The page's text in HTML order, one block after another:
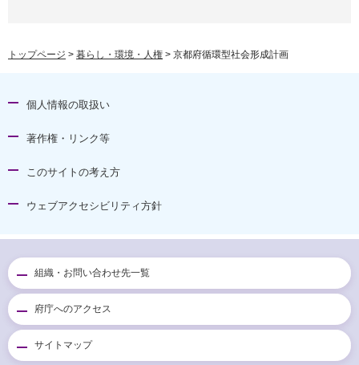
トップページ > 暮らし・環境・人権 > 京都府循環型社会形成計画
個人情報の取扱い
著作権・リンク等
このサイトの考え方
ウェブアクセシビリティ方針
組織・お問い合わせ先一覧
府庁へのアクセス
サイトマップ